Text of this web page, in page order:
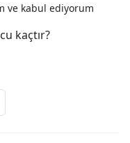
ve kabul ediyorum
kaçtır?